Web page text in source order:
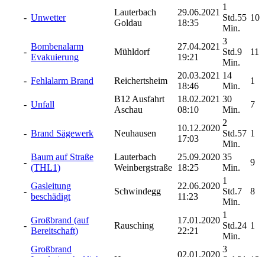
- Unwetter
Lauterbach
Goldau
29.06.2021
18:35
1
Std.55
Min.
10
-
Bombenalarm
Evakuierung
Mühldorf
27.04.2021
19:21
3
Std.9
Min.
11
- Fehlalarm Brand Reichertsheim
20.03.2021
18:46
14
Min.
1
- Unfall
B12 Ausfahrt
Aschau
18.02.2021
08:10
30
Min.
7
- Brand Sägewerk Neuhausen
10.12.2020
17:03
2
Std.57
Min.
1
-
Baum auf Straße
(THL1)
Lauterbach
Weinbergstraße
25.09.2020
18:25
35
Min.
9
-
Gasleitung
beschädigt
Schwindegg
22.06.2020
11:23
1
Std.7
Min.
8
-
Großbrand (auf
Bereitschaft)
Rausching
17.01.2020
22:21
1
Std.24
Min.
1
Großbrand
02.01.2020
3